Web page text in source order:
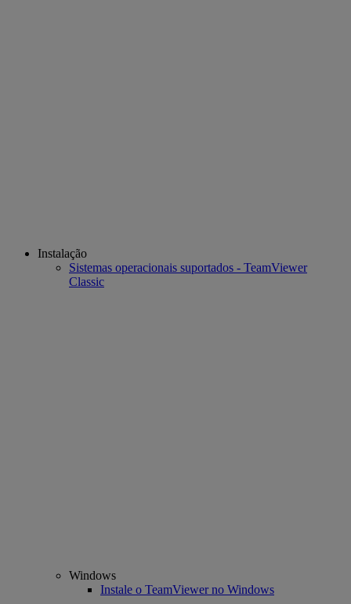
Instalação
Sistemas operacionais suportados - TeamViewer
Classic
Windows
Instale o TeamViewer no Windows